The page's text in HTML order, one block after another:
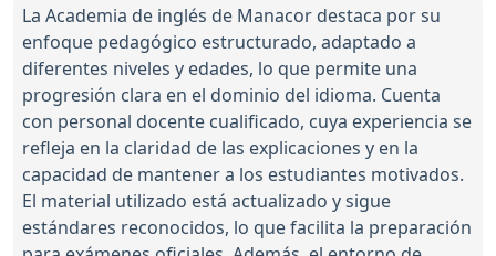
La Academia de inglés de Manacor destaca por su
enfoque pedagógico estructurado, adaptado a
diferentes niveles y edades, lo que permite una
progresión clara en el dominio del idioma. Cuenta
con personal docente cualificado, cuya experiencia se
refleja en la claridad de las explicaciones y en la
capacidad de mantener a los estudiantes motivados.
El material utilizado está actualizado y sigue
estándares reconocidos, lo que facilita la preparación